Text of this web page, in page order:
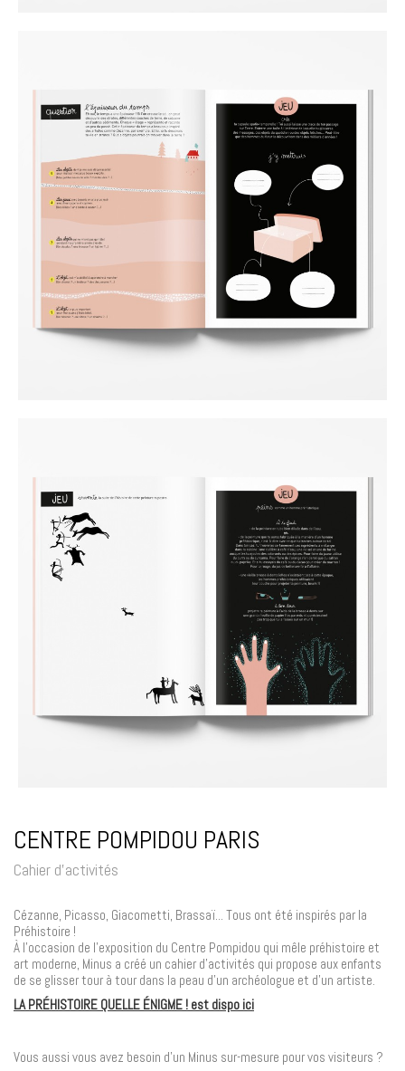
CENTRE POMPIDOU PARIS
Cahier d'activités
Cézanne, Picasso, Giacometti, Brassaï... Tous ont été inspirés par la
Préhistoire !
À l'occasion de l'exposition du Centre Pompidou qui mêle préhistoire et
art moderne, Minus a créé un cahier d'activités qui propose aux enfants
de se glisser tour à tour dans la peau d'un archéologue et d'un artiste.
LA PRÉHISTOIRE QUELLE ÉNIGME ! est dispo ici
Vous aussi vous avez besoin d'un Minus sur-mesure pour vos visiteurs ?